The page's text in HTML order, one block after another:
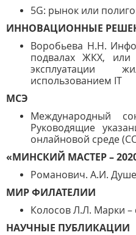
5G: рынок или
ИННОВАЦИОННЫЕ
Воробьева Н.Н.
подвалах ЖКХ, или
эксплуатации
использованием IT
МСЭ
Международный
Руководящие
онлайновой среде
«МИНСКИЙ МАСТЕР –
Романович. А.И.
МИР ФИЛАТЕЛИИ
Колосов Л.Л. Марки –
НАУЧНЫЕ ПУБЛИКАЦИИ